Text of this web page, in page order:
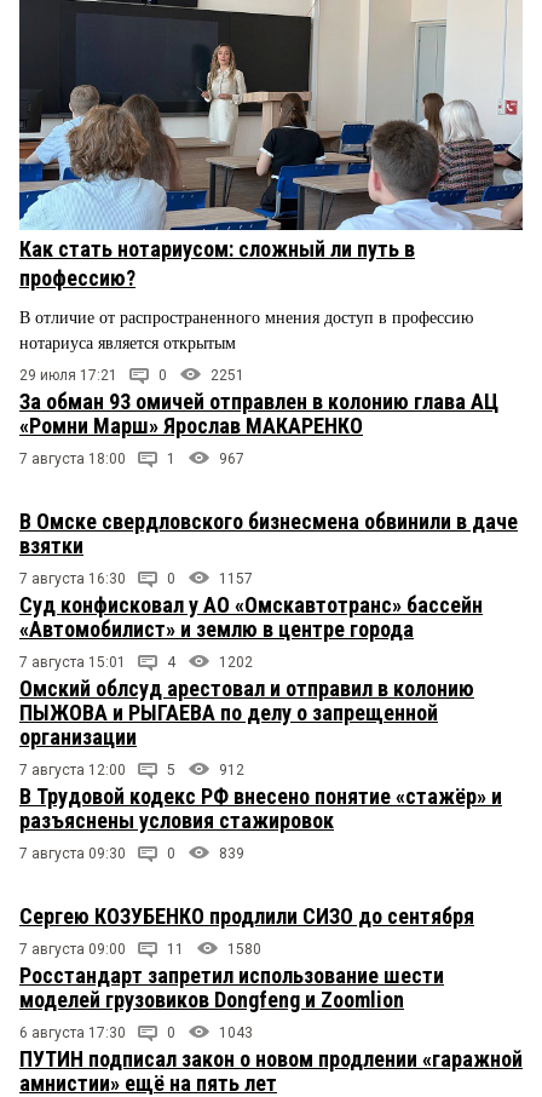
Как стать нотариусом: сложный ли путь в
профессию?
В отличие от распространенного мнения доступ в профессию
нотариуса является открытым
29 июля 17:21 0 2251
За обман 93 омичей отправлен в колонию глава АЦ
«Ромни Марш» Ярослав МАКАРЕНКО
7 августа 18:00 1 967
В Омске свердловского бизнесмена обвинили в даче
взятки
7 августа 16:30 0 1157
Суд конфисковал у АО «Омскавтотранс» бассейн
«Автомобилист» и землю в центре города
7 августа 15:01 4 1202
Омский облсуд арестовал и отправил в колонию
ПЫЖОВА и РЫГАЕВА по делу о запрещенной
организации
7 августа 12:00 5 912
В Трудовой кодекс РФ внесено понятие «стажёр» и
разъяснены условия стажировок
7 августа 09:30 0 839
Сергею КОЗУБЕНКО продлили СИЗО до сентября
7 августа 09:00 11 1580
Росстандарт запретил использование шести
моделей грузовиков Dongfeng и Zoomlion
6 августа 17:30 0 1043
ПУТИН подписал закон о новом продлении «гаражной
амнистии» ещё на пять лет